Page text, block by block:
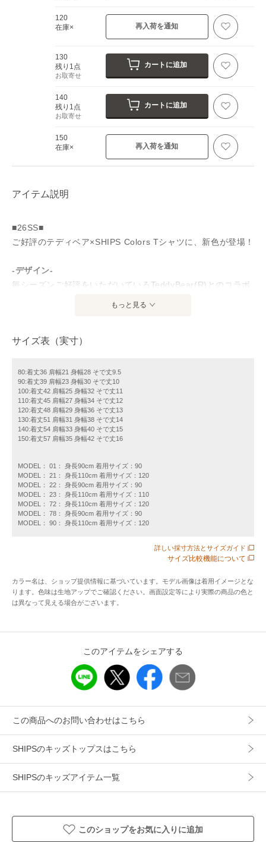
120
在庫×
再入荷を通知
130
残り1点
お取寄せ
カートに追加
140
残り1点
お取寄せ
カートに追加
150
在庫×
再入荷を通知
アイテム説明
■26SS■
ご好評のテディベア×SHIPS Colors Tシャツに、新色が登場！
-デザイン-
毎シーズンご好評をいただいているTeddyBear(R)とのコラボ
リエーションをご用意。
2」「23ベージュ系その他3」が登場。
思わず集めたくなるラインナップの中から、お気に入りの一
枚を見つけていただけます。
-素材-
コットン100%のさらりとした肌触り。
-コーディネート-
大人サイズも展開しているため、親子や兄妹でのリンクコー
デもお楽しみいただけます。
どのカラーも目を惹くポイントがあるデザインのため、シン
一部カラーは大人サイズもございます。
大人サイズ品番：212-11-0160
------------------------------
生地の厚み：中間
水洗い：洗濯機可
※80,90cmサイズのみ肩釦つき。
すので予めご了承下さい。
もっと見る
サイズ表（実寸）
80:着丈36 肩幅21 身幅28 そで丈9.5
90:着丈39 肩幅23 身幅30 そで丈10
100:着丈42 肩幅25 身幅32 そで丈11
110:着丈45 肩幅27 身幅34 そで丈12
120:着丈48 肩幅29 身幅36 そで丈13
130:着丈51 肩幅31 身幅38 そで丈14
140:着丈54 肩幅33 身幅40 そで丈15
150:着丈57 肩幅35 身幅42 そで丈16
MODEL： 01： 身長90cm 着用サイズ：90
MODEL： 21： 身長110cm 着用サイズ：120
MODEL： 22： 身長90cm 着用サイズ：90
MODEL： 23： 身長110cm 着用サイズ：110
MODEL： 72： 身長110cm 着用サイズ：120
MODEL： 78： 身長90cm 着用サイズ：90
MODEL： 90： 身長110cm 着用サイズ：120
詳しい採寸方法とサイズガイド
サイズ比較機能について
カラー名は、ショップ提供情報に基づいています。モデル画像は着用イメージとな
ります。色味は生地アップでご確認ください。画面設定等により実際の商品の色と
は異なって見える場合がございます。
このアイテムをシェアする
この商品へのお問い合わせはこちら
SHIPSのキッズトップスはこちら
SHIPSのキッズアイテム一覧
このショップをお気に入りに追加